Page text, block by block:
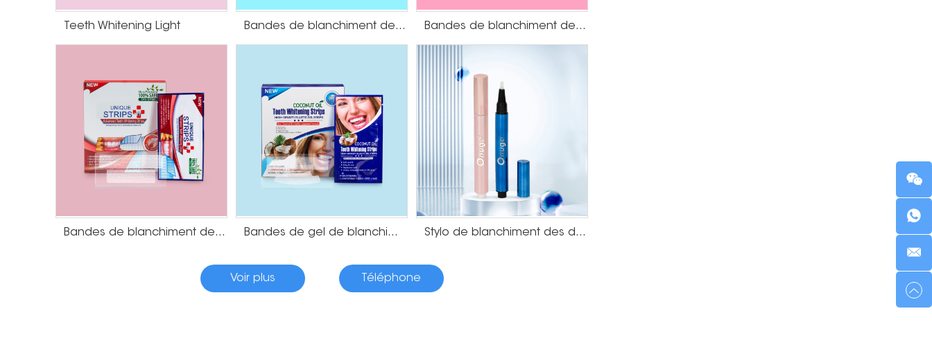
Teeth Whitening Light Bandes de blanchiment des dents au sel de la Mer Morte Bandes de blanchiment des dents sans résidus de gel à saveur de canneberge
Bandes de blanchiment des dents à la menthe sans peroxyde Bandes de gel de blanchiment des dents à l'huile de noix de coco Stylo de blanchiment des dents à poussée
Voir plus Téléphone